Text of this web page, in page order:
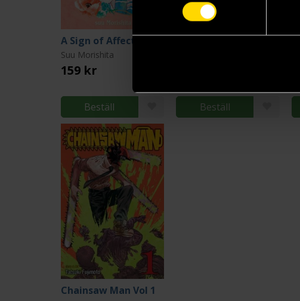
A Sign of Affection 1
Suu Morishita
159 kr
Beställ Beställ
Chainsaw Man Vol 1